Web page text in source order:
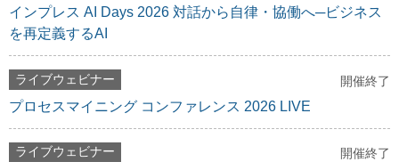
インプレス AI Days 2026 対話から自律・協働へ─ビジネス
を再定義するAI
ライブウェビナー 開催終了
プロセスマイニング コンファレンス 2026 LIVE
ライブウェビナー 開催終了